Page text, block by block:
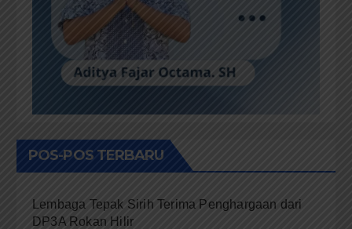
POS-POS TERBARU
Lembaga Tepak Sirih Terima Penghargaan dari
DP3A Rokan Hilir